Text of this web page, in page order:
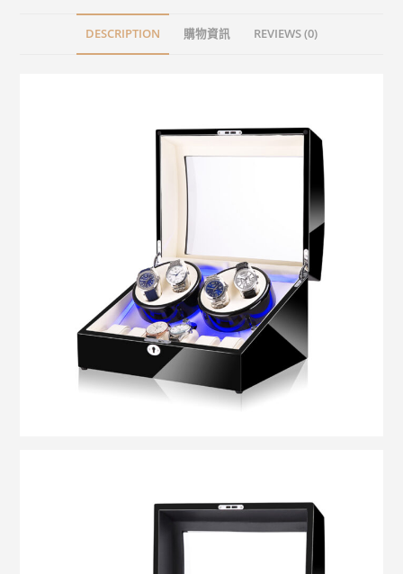
DESCRIPTION 購物資訊 REVIEWS (0)